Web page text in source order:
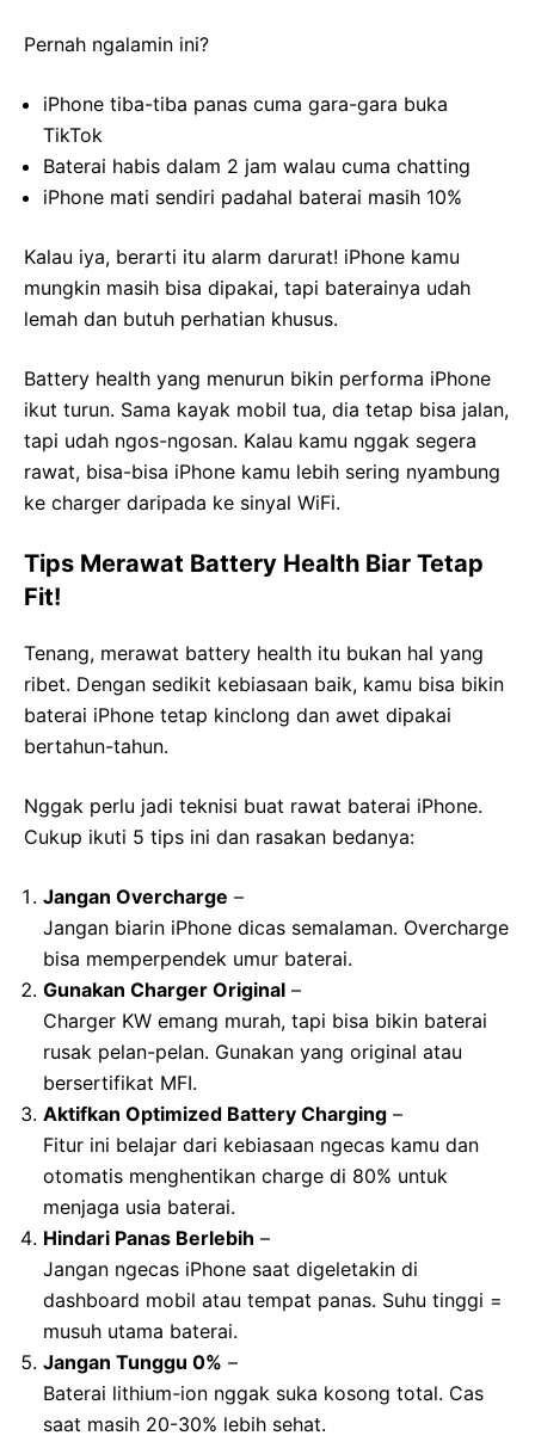
Pernah ngalamin ini?
iPhone tiba-tiba panas cuma gara-gara buka
TikTok
Baterai habis dalam 2 jam walau cuma chatting
iPhone mati sendiri padahal baterai masih 10%
Kalau iya, berarti itu alarm darurat! iPhone kamu
mungkin masih bisa dipakai, tapi baterainya udah
lemah dan butuh perhatian khusus.
Battery health yang menurun bikin performa iPhone
ikut turun. Sama kayak mobil tua, dia tetap bisa jalan,
tapi udah ngos-ngosan. Kalau kamu nggak segera
rawat, bisa-bisa iPhone kamu lebih sering nyambung
ke charger daripada ke sinyal WiFi.
Tips Merawat Battery Health Biar Tetap
Fit!
Tenang, merawat battery health itu bukan hal yang
ribet. Dengan sedikit kebiasaan baik, kamu bisa bikin
baterai iPhone tetap kinclong dan awet dipakai
bertahun-tahun.
Nggak perlu jadi teknisi buat rawat baterai iPhone.
Cukup ikuti 5 tips ini dan rasakan bedanya:
Jangan Overcharge –
Jangan biarin iPhone dicas semalaman. Overcharge
bisa memperpendek umur baterai.
Gunakan Charger Original –
Charger KW emang murah, tapi bisa bikin baterai
rusak pelan-pelan. Gunakan yang original atau
bersertifikat MFI.
Aktifkan Optimized Battery Charging –
Fitur ini belajar dari kebiasaan ngecas kamu dan
otomatis menghentikan charge di 80% untuk
menjaga usia baterai.
Hindari Panas Berlebih –
Jangan ngecas iPhone saat digeletakin di
dashboard mobil atau tempat panas. Suhu tinggi =
musuh utama baterai.
Jangan Tunggu 0% –
Baterai lithium-ion nggak suka kosong total. Cas
saat masih 20-30% lebih sehat.